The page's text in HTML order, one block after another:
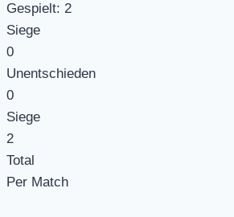
Gespielt: 2
Siege
0
Unentschieden
0
Siege
2
Total
Per Match